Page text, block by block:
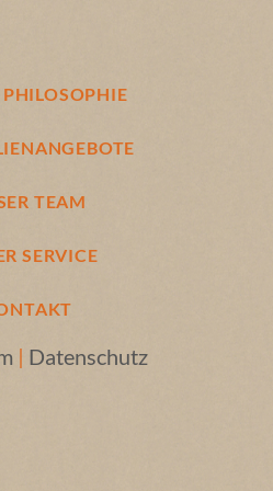
und Wandfliesen gekachelt.
ein WC, ein Bidet, eine Dusche
der Großzügigkeit des Bades
zum Vollbad farblich in beige
Kirche. Verschiedenste
kleinen gut sortierten Kaufhaus,
zur Verfügung. Auch
Gastlichkeit für jeden Anspruch
mit Hallenschwimmbad, Sauna
Heidegasthöfe. Zahlreiche
PHILOSOPHIE
TEAM
SERVICE
| Datenschutz